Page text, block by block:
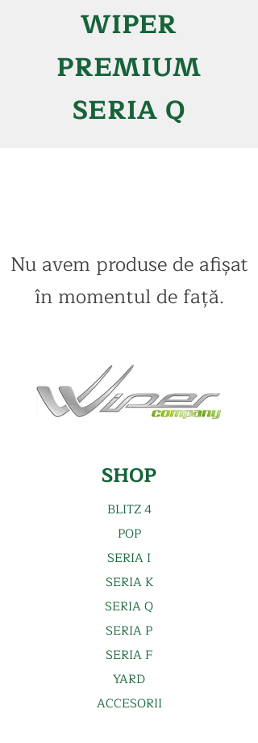
WIPER
PREMIUM
SERIA Q
Nu avem produse de afișat
în momentul de față.
SHOP
BLITZ4
POP
SERIA I
SERIA K
SERIA Q
SERIA P
SERIA F
YARD
ACCESORII